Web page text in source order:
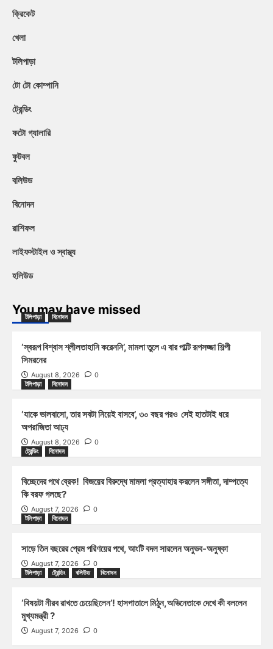
ক্রিকেট
খেলা
টলিপাড়া
টো টো কোম্পানি
ট্রেন্ডিং
ফটো গ্যালারি
ফুটবল
বলিউড
বিনোদন
রাশিফল
লাইফস্টাইল ও স্বাস্থ্য
হলিউড
You may have missed
টলিপাড়া বিনোদন
‘স্বরূপ বিশ্বাস শ্লীলতাহানি করেননি’, মামলা তুলে এ বার পাল্টি রূপসজ্জা শিল্পী
সিমরনের
August 8, 2026
0
টলিপাড়া
বিনোদন
‘যাকে ভালবাসো, তার সবটা নিয়েই বাসবে’, ৩০ বছর পরও সেই হাতটাই ধরে
অপরাজিতা আঢ্য
August 8, 2026
0
ট্রেন্ডিং
বিনোদন
বিচ্ছেদের পথে ব্রেক! বিজয়ের বিরুদ্ধে মামলা প্রত্যাহার করলেন সঙ্গীতা, দাম্পত্যে
কি বরফ গলছে?
August 7, 2026
0
টলিপাড়া
বিনোদন
সাড়ে তিন বছরের প্রেম পরিণয়ের পথে, আংটি বদল সারলেন অনুভব-অনুষ্কা
August 7, 2026
0
টলিপাড়া
ট্রেন্ডিং বলিউড বিনোদন
‘বিষয়টা নীরব রাখতে চেয়েছিলেন’! হাসপাতালে মিঠুন,অভিনেতাকে দেখে কী বললেন
মুখ্যমন্ত্রী ?
August 7, 2026 0